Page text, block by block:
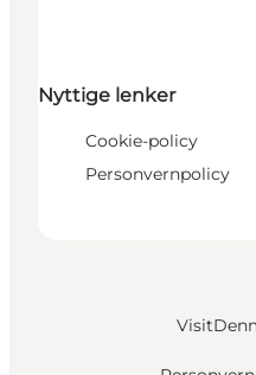
Nyttige lenker
Cookie-policy
Personvernpolicy